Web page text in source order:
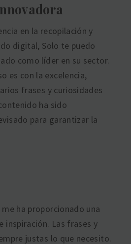
en la recopilación y
digital, Solo te puedo
como líder en su sector.
es con la excelencia,
frases y curiosidades
ha sido
para garantizar la
ha proporcionado una
inspiración. Las frases y
justas lo que necesito.